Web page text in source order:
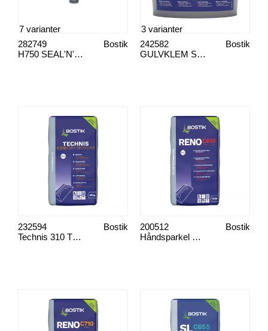
H750 SEAL'N'BOND
Bostik
282749
7 varianter
GULVKLEM STIX A511
Bostik
242582
3 varianter
Technis 310 Tørrmørtel
Bostik
232594
Håndsparkel Reno C610
Bostik
200512